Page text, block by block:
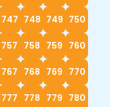
747 748 749 750
757 758 759 760
767 768 769 770
777 778 779 780